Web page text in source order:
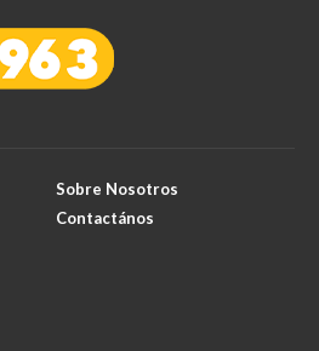
Sobre Nosotros
Contactános